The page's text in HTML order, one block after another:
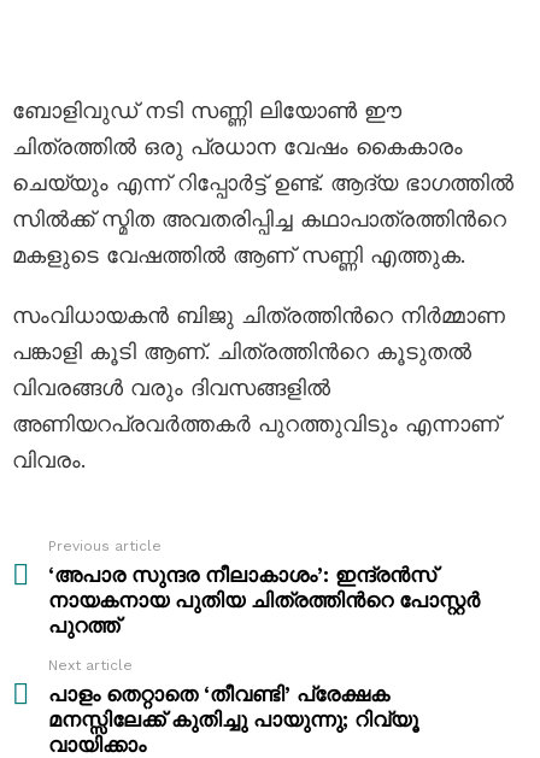
ബോളിവുഡ് നടി സണ്ണി ലിയോൺ ഈ
ചിത്രത്തിൽ ഒരു പ്രധാന വേഷം കൈകാരം
ചെയ്യും എന്ന് റിപ്പോർട്ട് ഉണ്ട്. ആദ്യ ഭാഗത്തിൽ
സിൽക്ക് സ്മിത അവതരിപ്പിച്ച കഥാപാത്രത്തിന്‍റെ
മകളുടെ വേഷത്തിൽ ആണ് സണ്ണി എത്തുക.
സംവിധായകൻ ബിജു ചിത്രത്തിന്‍റെ നിർമ്മാണ
പങ്കാളി കൂടി ആണ്. ചിത്രത്തിന്‍റെ കൂടുതൽ
വിവരങ്ങൾ വരും ദിവസങ്ങളിൽ
അണിയറപ്രവർത്തകർ പുറത്തുവിടും എന്നാണ്
വിവരം.
more
Previous article
‘അപാര സുന്ദര നീലാകാശം’: ഇന്ദ്രൻസ്
നായകനായ പുതിയ ചിത്രത്തിന്‍റെ പോസ്റ്റര്‍
പുറത്ത്
Next article
പാളം തെറ്റാതെ ‘തീവണ്ടി’ പ്രേക്ഷക
മനസ്സിലേക്ക് കുതിച്ചു പായുന്നു; റിവ്യൂ
വായിക്കാം